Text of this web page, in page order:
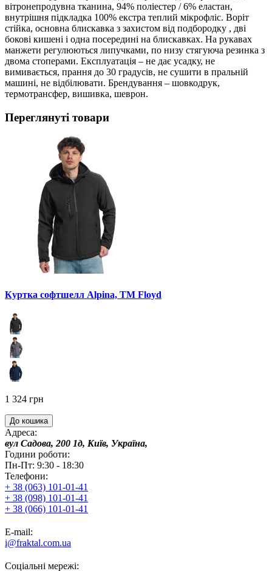
вітронепродувна тканина, 94% поліестер / 6% еластан,
внутрішня підкладка 100% екстра теплий мікрофліс. Воріт
стійка, основна блискавка з захистом від подбородку , дві
бокові кишені і одна посередині на блискавках. На рукавах
манжети регулюються липучками, по низу стягуюча резинка з
двома стоперами. Експлуатація – не дає усадку, не
вимивається, прання до 30 градусів, не сушити в пральній
машині, не відбілювати. Брендування – шовкодрук,
термотрансфер, вишивка, шеврон.
Переглянуті товари
Куртка софтшелл Alpina, TM Floyd
1 324 грн
До кошика
Адреса:
вул Садова, 200 1д, Київ, Україна,
Години роботи:
Пн-Пт: 9:30 - 18:30
Телефони:
+ 38 (063) 101-01-41
+ 38 (098) 101-01-41
+ 38 (066) 101-01-41
E-mail:
i@fraktal.com.ua
Соціальні мережі: